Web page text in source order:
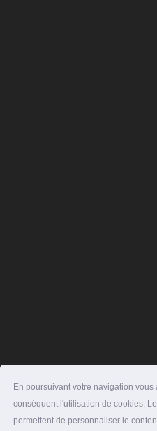
En poursuivant votre navigation vous
conséquent l'utilisation de cookies.
permettent de personnaliser le